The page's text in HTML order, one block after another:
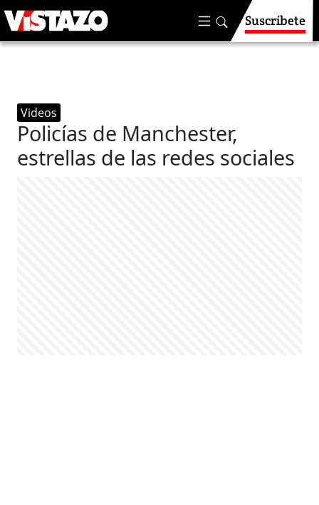
Suscríbete
Videos
Policías de Manchester,
estrellas de las redes sociales